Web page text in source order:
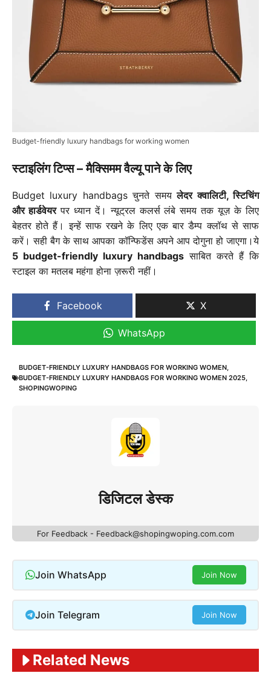
Budget-friendly luxury handbags for working women
स्टाइलिंग टिप्स – मैक्सिमम वैल्यू पाने के लिए
Budget luxury handbags चुनते समयलेदर क्वालिटी, स्टिचिंग
और हार्डवेयरपर ध्यान दें। न्यूट्रल कलर्स लंबे समय तक यूज़ के लिए
बेहतर होते हैं। इन्हें साफ रखने के लिए एक बार डैम्प क्लॉथ से साफ
करें। सही बैग के साथ आपका कॉन्फिडेंस अपने आप दोगुना हो जाएगा।ये
5 budget-friendly luxury handbags साबित करते हैं कि
स्टाइल का मतलब महंगा होना ज़रूरी नहीं।
Facebook X
WhatsApp
BUDGET-FRIENDLY LUXURY HANDBAGS FOR WORKING WOMEN
BUDGET-FRIENDLY LUXURY HANDBAGS FOR WORKING WOMEN 2025
SHOPINGWOPING
डिजिटल डेस्क
For Feedback - Feedback@shopingwoping.com.com
Join WhatsApp Join Now
Join Telegram Join Now
Related News